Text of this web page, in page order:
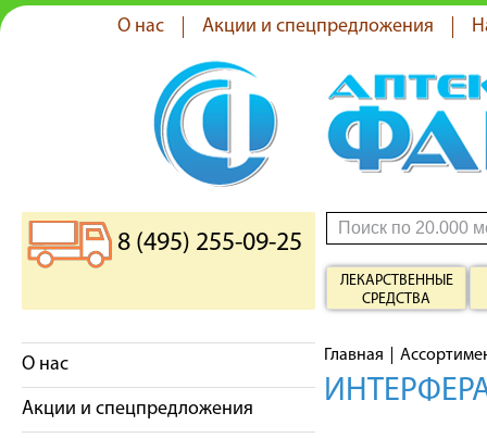
О нас Акции и спецпредложения
8 (495) 255-09-25
ЛЕКАРСТВЕННЫЕ
СРЕДСТВА
О нас
Акции и спецпредложения
Главная